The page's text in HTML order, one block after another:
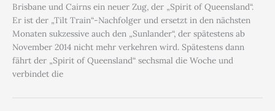
Brisbane und Cairns ein neuer Zug, der „Spirit of Queensland“.
Er ist der „Tilt Train“-Nachfolger und ersetzt in den nächsten
Monaten sukzessive auch den „Sunlander“, der spätestens ab
November 2014 nicht mehr verkehren wird. Spätestens dann
fährt der „Spirit of Queensland“ sechsmal die Woche und
verbindet die